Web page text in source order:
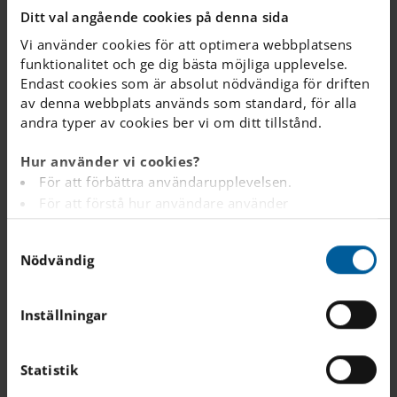
Ditt val angående cookies på denna sida
Vi använder cookies för att optimera webbplatsens
funktionalitet och ge dig bästa möjliga upplevelse.
Endast cookies som är absolut nödvändiga för driften
av denna webbplats används som standard, för alla
andra typer av cookies ber vi om ditt tillstånd.
Hur använder vi cookies?
För att förbättra användarupplevelsen.
För att förstå hur användare använder
webbplatsen.
Analys av webbplatsen i marknadsförings- och
reklamsyfte.
webbplatser baserat på dina intressen.
För att spåra om en besökare är inloggad eller inte.
tredjepartsleverantörer som Google, Facebook,
Nödvändig
Inställningar
Statistik
Jag behöver ändra
min ansökan / Jag
råkade skriva fel –
Kan vi ångra oss om